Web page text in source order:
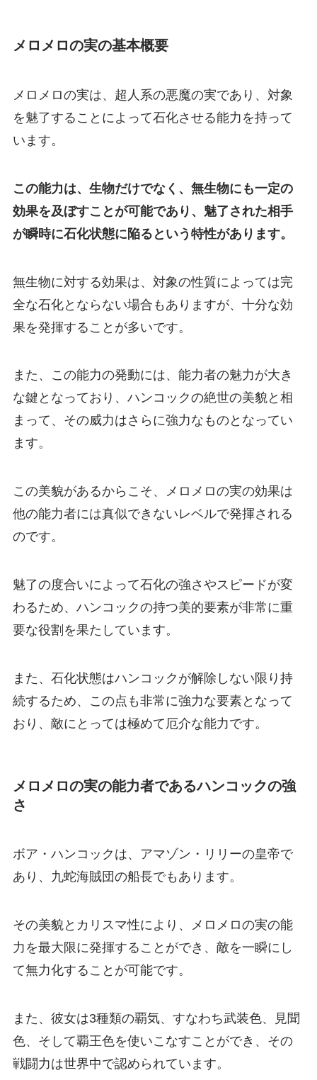
メロメロの実の基本概要
メロメロの実は、超人系の悪魔の実であり、対象
を魅了することによって石化させる能力を持って
います。
この能力は、生物だけでなく、無生物にも一定の
効果を及ぼすことが可能であり、魅了された相手
が瞬時に石化状態に陥るという特性があります。
無生物に対する効果は、対象の性質によっては完
全な石化とならない場合もありますが、十分な効
果を発揮することが多いです。
また、この能力の発動には、能力者の魅力が大き
な鍵となっており、ハンコックの絶世の美貌と相
まって、その威力はさらに強力なものとなってい
ます。
この美貌があるからこそ、メロメロの実の効果は
他の能力者には真似できないレベルで発揮される
のです。
魅了の度合いによって石化の強さやスピードが変
わるため、ハンコックの持つ美的要素が非常に重
要な役割を果たしています。
また、石化状態はハンコックが解除しない限り持
続するため、この点も非常に強力な要素となって
おり、敵にとっては極めて厄介な能力です。
メロメロの実の能力者であるハンコックの強
さ
ボア・ハンコックは、アマゾン・リリーの皇帝で
あり、九蛇海賊団の船長でもあります。
その美貌とカリスマ性により、メロメロの実の能
力を最大限に発揮することができ、敵を一瞬にし
て無力化することが可能です。
また、彼女は3種類の覇気、すなわち武装色、見聞
色、そして覇王色を使いこなすことができ、その
戦闘力は世界中で認められています。